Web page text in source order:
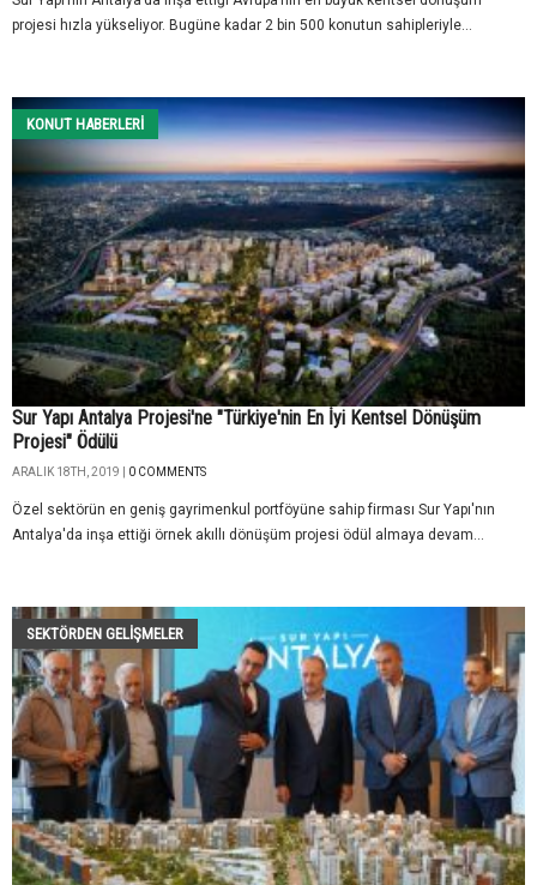
projesi hızla yükseliyor. Bugüne kadar 2 bin 500 konutun sahipleriyle...
KONUT HABERLERI
Sur Yapı Antalya Projesi'ne "Türkiye'nin En İyi Kentsel Dönüşüm
Projesi" Ödülü
ARALIK 18TH, 2019 | 0 COMMENTS
Özel sektörün en geniş gayrimenkul portföyüne sahip firması Sur Yapı'nın
Antalya'da inşa ettiği örnek akıllı dönüşüm projesi ödül almaya devam...
SEKTÖRDEN GELIŞMELER